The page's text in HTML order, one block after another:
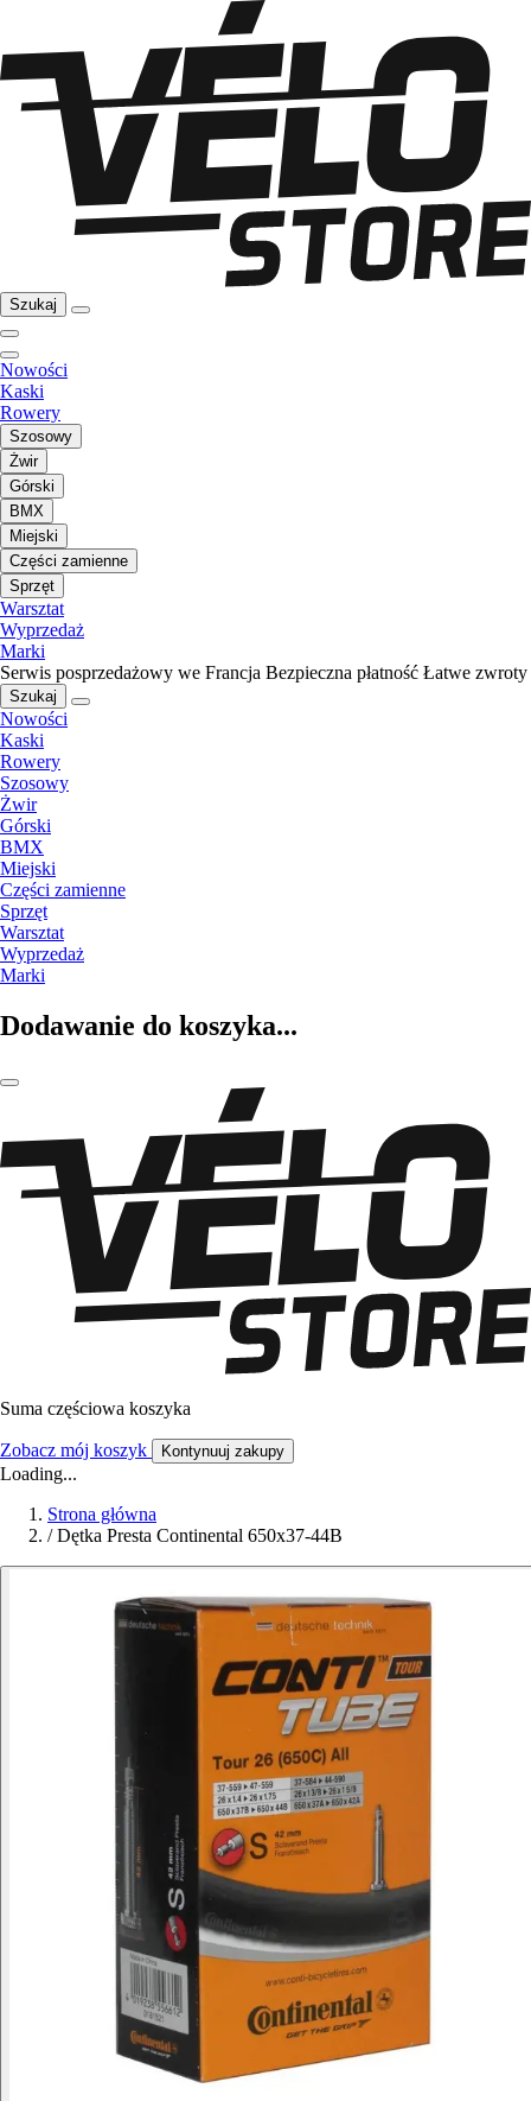
Szukaj
Nowości
Kaski
Rowery
Szosowy
Żwir
Górski
BMX
Miejski
Części zamienne
Sprzęt
Warsztat
Wyprzedaż
Marki
Serwis posprzedażowy we Francja Bezpieczna płatność Łatwe zwroty
Szukaj
Nowości
Kaski
Rowery
Szosowy
Żwir
Górski
BMX
Miejski
Części zamienne
Sprzęt
Warsztat
Wyprzedaż
Marki
Dodawanie do koszyka...
Suma częściowa koszyka
Zobacz mój koszyk Kontynuuj zakupy
Loading...
Strona główna
/ Dętka Presta Continental 650x37-44B